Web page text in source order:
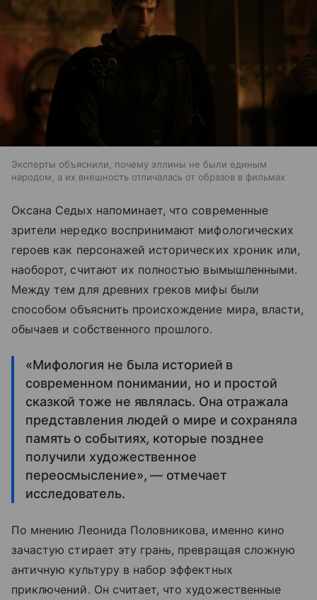
Эксперты объяснили, почему эллины не были единым
народом, а их внешность отличалась от образов в фильмах
Оксана Седых напоминает, что современные
зрители нередко воспринимают мифологических
героев как персонажей исторических хроник или,
наоборот, считают их полностью вымышленными.
Между тем для древних греков мифы были
способом объяснить происхождение мира, власти,
обычаев и собственного прошлого.
«Мифология не была историей в
современном понимании, но и простой
сказкой тоже не являлась. Она отражала
представления людей о мире и сохраняла
память о событиях, которые позднее
получили художественное
переосмысление», — отмечает
исследователь.
По мнению Леонида Половникова, именно кино
зачастую стирает эту грань, превращая сложную
античную культуру в набор эффектных
приключений. Он считает, что художественные